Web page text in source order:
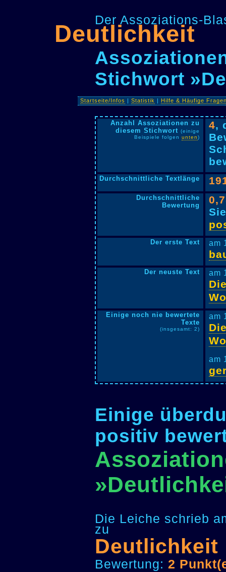
Der Assoziations-
Deutlichkeit
Stichwort
Startseite/Infos |Statistik |Hilfe & Häufige
Anzahl Assoziationen zu
diesem Stichwort (einige
Beispiele folgen unten)
4,
Durchschnittliche Textlänge
Durchschnittliche
Bewertung
Der erste Text am
Der neuste Text am
Einige noch nie bewertete
Texte
(insgesamt: 2)
am
am
Einige
positiv
Die Leiche schrieb
zu
Deutlichkeit
Bewertung: 2